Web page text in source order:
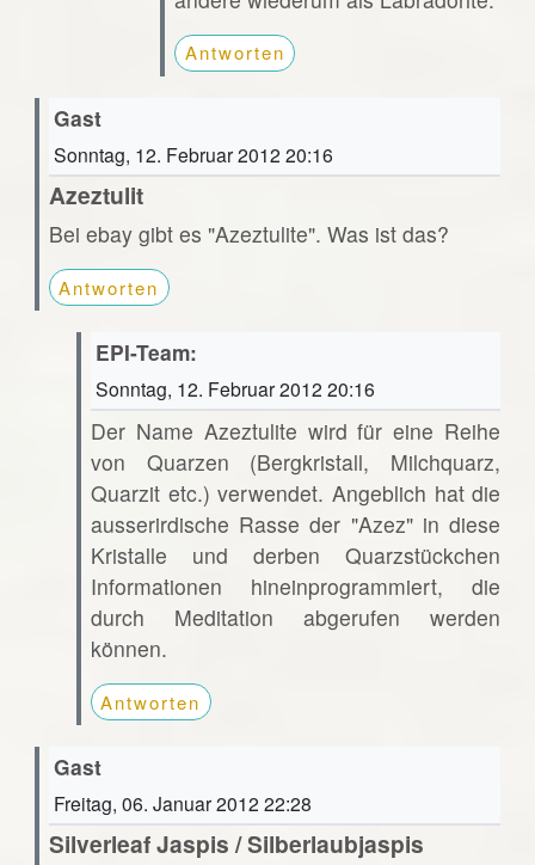
Antworten
Gast
Sonntag, 12. Februar 2012 20:16
Azeztulit
Bei ebay gibt es "Azeztulite". Was ist das?
Antworten
EPI-Team:
Sonntag, 12. Februar 2012 20:16
Der Name Azeztulite wird für eine Reihe
von Quarzen (Bergkristall, Milchquarz,
Quarzit etc.) verwendet. Angeblich hat die
ausserirdische Rasse der "Azez" in diese
Kristalle und derben Quarzstückchen
Informationen hineinprogrammiert, die
durch Meditation abgerufen werden
können.
Antworten
Gast
Freitag, 06. Januar 2012 22:28
Silverleaf Jaspis / Silberlaubjaspis